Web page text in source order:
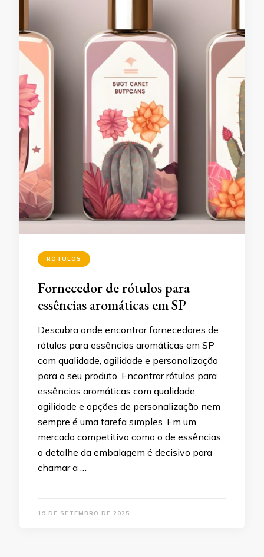
RÓTULOS
Fornecedor de rótulos para
essências aromáticas em SP
Descubra onde encontrar fornecedores de
rótulos para essências aromáticas em SP
com qualidade, agilidade e personalização
para o seu produto. Encontrar rótulos para
essências aromáticas com qualidade,
agilidade e opções de personalização nem
sempre é uma tarefa simples. Em um
mercado competitivo como o de essências,
o detalhe da embalagem é decisivo para
chamar a …
19 DE SETEMBRO DE 2025